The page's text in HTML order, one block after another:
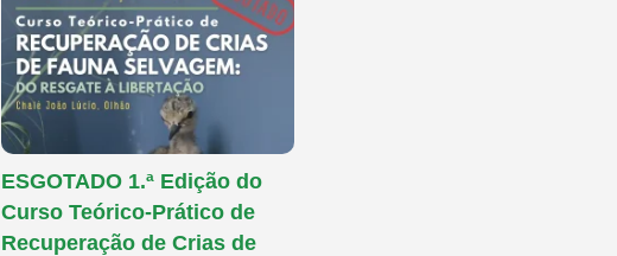
ESGOTADO 1.ª Edição do
Curso Teórico-Prático de
Recuperação de Crias de